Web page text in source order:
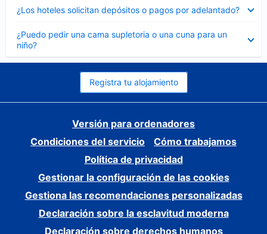
¿Los hoteles solicitan depósitos o pagos por adelantado?
cerrado
¿Puedo pedir una cama supletoria o una cuna para un
niño?
cerrado
Registra tu alojamiento
Versión para ordenadores
Condiciones del servicio
Cómo trabajamos
Política de privacidad
Gestionar la configuración de las cookies
Gestiona las recomendaciones personalizadas
Declaración sobre la esclavitud moderna
Declaración sobre derechos humanos